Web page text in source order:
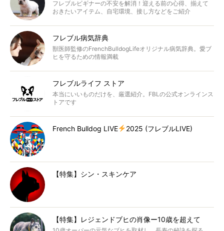
フレブルビギナーの不安を解消！迎える前の心得、揃えて
おきたいアイテム、自宅環境、接し方などをご紹介
フレブル病気辞典
獣医師監修のFrenchBulldogLifeオリジナル病気辞典。愛ブ
ヒを守るための情報満載
フレブルライフ ストア
本当にいいものだけを、厳選紹介。FBLの公式オンラインス
トアです
French Bulldog LIVE 2025 (フレブルLIVE)
【特集】シン・スキンケア
【特集】レジェンドブヒの肖像ー10歳を超えて